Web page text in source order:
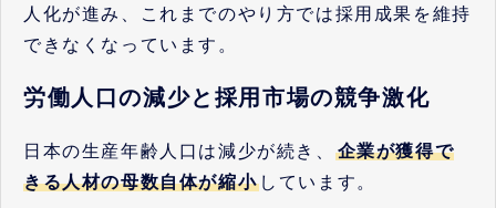
人化が進み、これまでのやり方では採用成果を維持
できなくなっています。
労働人口の減少と採用市場の競争激化
日本の生産年齢人口は減少が続き、
企業が獲得で
きる人材の母数自体が縮小 しています。